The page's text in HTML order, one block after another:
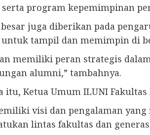
serta program kepemimpinan
juga diberikan pada
tampil dan memimpin di
memiliki peran strategis
alumni,” tambahnya.
itu, Ketua Umum ILUNI
visi dan pengalaman
lintas fakultas dan